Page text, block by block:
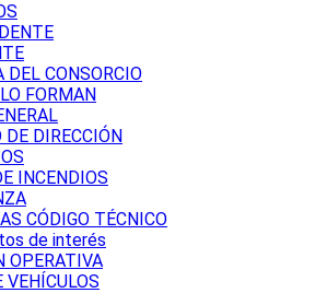
DEL CONSORCIO
FORMAN
DE DIRECCIÓN
INCENDIOS
CÓDIGO TÉCNICO
de interés
OPERATIVA
VEHÍCULOS